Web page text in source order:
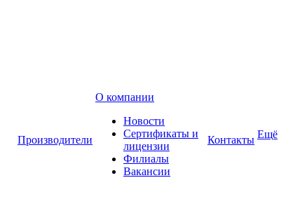
Производители
О компании
Новости
Сертификаты и
лицензии
Филиалы
Вакансии
Контакты Ещё